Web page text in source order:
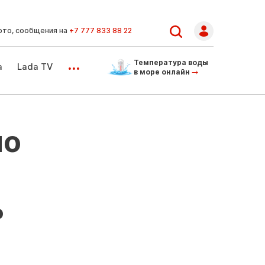
сообщения на +7 777 833 88 22
Lada TV ...
Температура воды
в море онлайн